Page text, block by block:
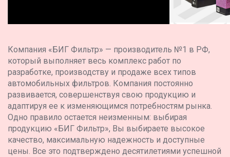
Компания «БИГ Фильтр» — производитель №1 в РФ,
который выполняет весь комплекс работ по
разработке, производству и продаже всех типов
автомобильных фильтров. Компания постоянно
развивается, совершенствуя свою продукцию и
адаптируя ее к изменяющимся потребностям рынка.
Одно правило остается неизменным: выбирая
продукцию «БИГ Фильтр», Вы выбираете высокое
качество, максимальную надежность и доступные
цены. Все это подтверждено десятилетиями успешной